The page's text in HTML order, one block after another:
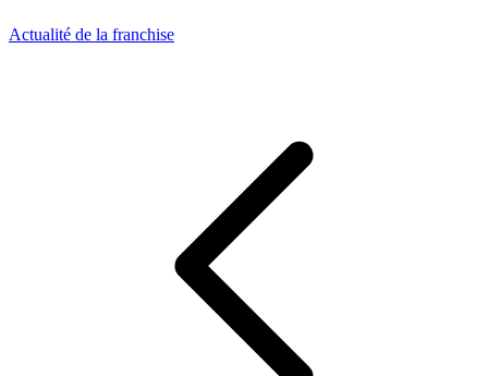
Actualité de la franchise